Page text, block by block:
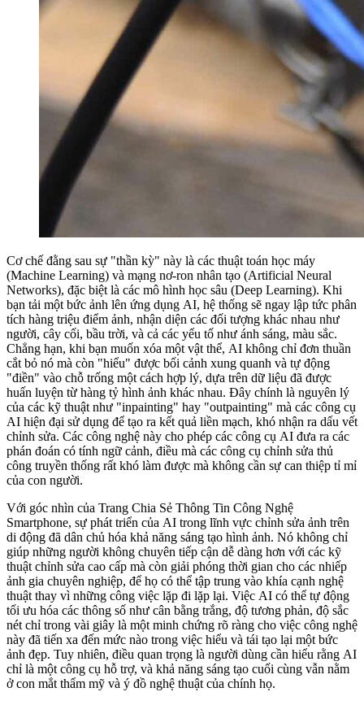
Cơ chế đằng sau sự "thần kỳ" này là các thuật toán học máy
(Machine Learning) và mạng nơ-ron nhân tạo (Artificial Neural
Networks), đặc biệt là các mô hình học sâu (Deep Learning). Khi
bạn tải một bức ảnh lên ứng dụng AI, hệ thống sẽ ngay lập tức phân
tích hàng triệu điểm ảnh, nhận diện các đối tượng khác nhau như
người, cây cối, bầu trời, và cả các yếu tố như ánh sáng, màu sắc.
Chẳng hạn, khi bạn muốn xóa một vật thể, AI không chỉ đơn thuần
cắt bỏ nó mà còn "hiểu" được bối cảnh xung quanh và tự động
"điền" vào chỗ trống một cách hợp lý, dựa trên dữ liệu đã được
huấn luyện từ hàng tỷ hình ảnh khác nhau. Đây chính là nguyên lý
của các kỹ thuật như "inpainting" hay "outpainting" mà các công cụ
AI hiện đại sử dụng để tạo ra kết quả liền mạch, khó nhận ra dấu vết
chỉnh sửa. Các công nghệ này cho phép các công cụ AI đưa ra các
phán đoán có tính ngữ cảnh, điều mà các công cụ chỉnh sửa thủ
công truyền thống rất khó làm được mà không cần sự can thiệp tỉ mỉ
của con người.
Với góc nhìn của Trang Chia Sẻ Thông Tin Công Nghệ
Smartphone, sự phát triển của AI trong lĩnh vực chỉnh sửa ảnh trên
di động đã dân chủ hóa khả năng sáng tạo hình ảnh. Nó không chỉ
giúp những người không chuyên tiếp cận dễ dàng hơn với các kỹ
thuật chỉnh sửa cao cấp mà còn giải phóng thời gian cho các nhiếp
ảnh gia chuyên nghiệp, để họ có thể tập trung vào khía cạnh nghệ
thuật thay vì những công việc lặp đi lặp lại. Việc AI có thể tự động
tối ưu hóa các thông số như cân bằng trắng, độ tương phản, độ sắc
nét chỉ trong vài giây là một minh chứng rõ ràng cho việc công nghệ
này đã tiến xa đến mức nào trong việc hiểu và tái tạo lại một bức
ảnh đẹp. Tuy nhiên, điều quan trọng là người dùng cần hiểu rằng AI
chỉ là một công cụ hỗ trợ, và khả năng sáng tạo cuối cùng vẫn nằm
ở con mắt thẩm mỹ và ý đồ nghệ thuật của chính họ.